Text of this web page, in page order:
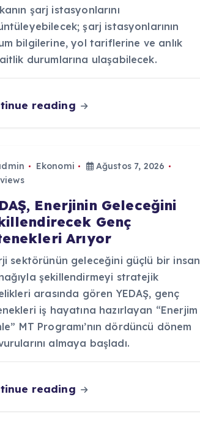
şarj istasyonlarını
şarj istasyonlarının
bilgilerine, yol tariflerine ve anlık
durumlarına ulaşabilecek.
reading
Ekonomi
Ağustos 7, 2026
Enerjinin Geleceğini
Genç
Arıyor
sektörünün geleceğini güçlü bir insan
şekillendirmeyi stratejik
arasında gören YEDAŞ, genç
iş hayatına hazırlayan “Enerjim
MT Programı’nın dördüncü dönem
almaya başladı.
reading